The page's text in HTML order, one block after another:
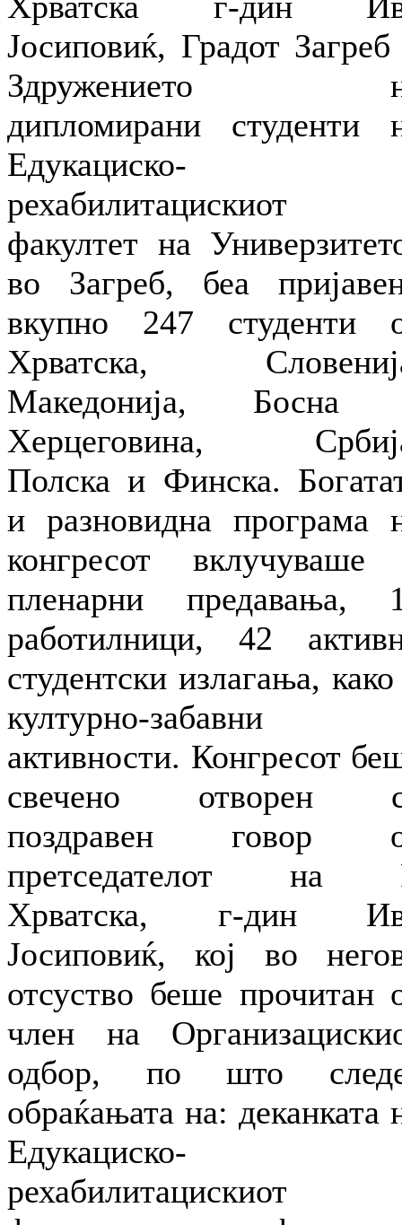
Јосиповиќ, Градот
Здружението
дипломирани студенти
Едукациско-
рехабилитацискиот
факултет на
во Загреб, беа
вкупно 247 студенти
Хрватска,
Македонија, Босна
Херцеговина,
Полска и Финска.
и разновидна програма
конгресот вклучуваше
пленарни предавања,
работилници, 42
студентски излагања,
културно-забавни
активности. Конгресот
свечено отворен
поздравен говор
претседателот на
Хрватска, г-дин
Јосиповиќ, кој во
отсуство беше прочитан
член на
одбор, по што
обраќањата на: деканката
Едукациско-
рехабилитацискиот